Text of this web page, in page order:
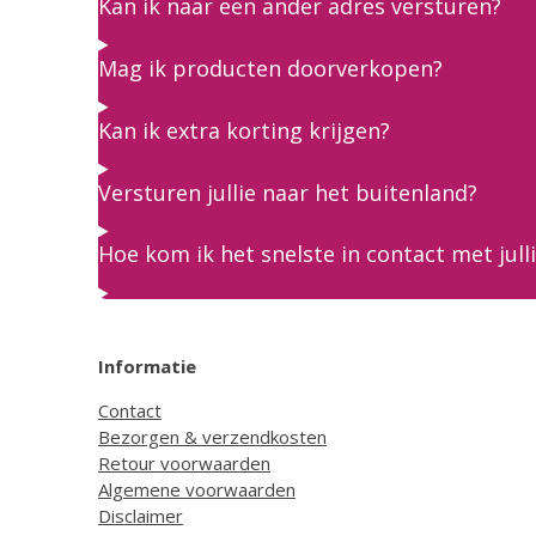
Kan ik naar een ander adres versturen?
Mag ik producten doorverkopen?
Kan ik extra korting krijgen?
Versturen jullie naar het buitenland?
Hoe kom ik het snelste in contact met
Informatie
Contact
Bezorgen & verzendkosten
Retour voorwaarden
Algemene voorwaarden
Disclaimer